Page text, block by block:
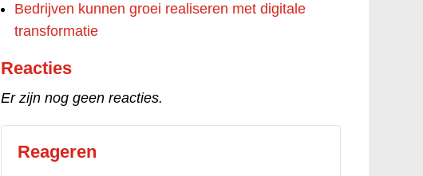
Bedrijven kunnen groei realiseren met digitale
transformatie
Reacties
Er zijn nog geen reacties.
Reageren